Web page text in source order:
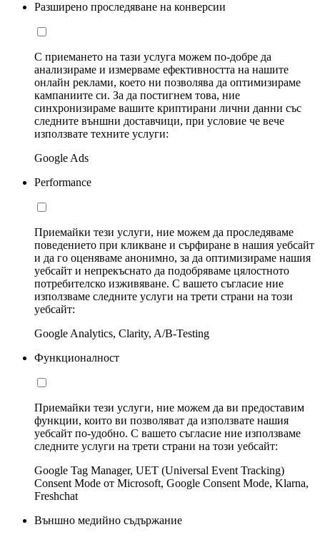
Разширено проследяване на конверсии
С приемането на тази услуга можем по-добре да
анализираме и измерваме ефективността на нашите
онлайн реклами, което ни позволява да оптимизираме
кампаниите си. За да постигнем това, ние
синхронизираме вашите криптирани лични данни със
следните външни доставчици, при условие че вече
използвате техните услуги:
Google Ads
Performance
Приемайки тези услуги, ние можем да проследяваме
поведението при кликване и сърфиране в нашия уебсайт
и да го оценяваме анонимно, за да оптимизираме нашия
уебсайт и непрекъснато да подобряваме цялостното
потребителско изживяване. С вашето съгласие ние
използваме следните услуги на трети страни на този
уебсайт:
Google Analytics, Clarity, A/B-Testing
Функционалност
Приемайки тези услуги, ние можем да ви предоставим
функции, които ви позволяват да използвате нашия
уебсайт по-удобно. С вашето съгласие ние използваме
следните услуги на трети страни на този уебсайт:
Google Tag Manager, UET (Universal Event Tracking)
Consent Mode от Microsoft, Google Consent Mode, Klarna,
Freshchat
Външно медийно съдържание